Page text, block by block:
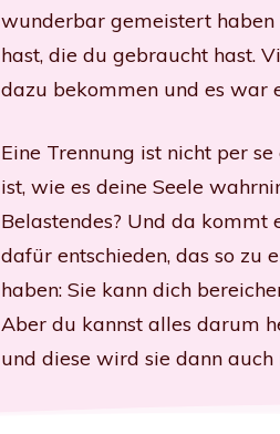
wunderbar gemeistert
hast, die du gebraucht hast.
dazu bekommen und es war
Eine Trennung ist nicht per
ist, wie es deine Seele
Belastendes? Und da kommt
dafür entschieden, das so zu
haben: Sie kann dich
Aber du kannst alles darum
und diese wird sie dann auch